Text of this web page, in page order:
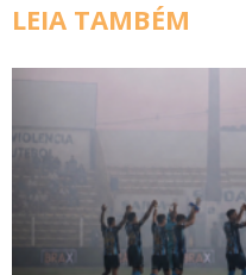
LEIA TAMBÉM